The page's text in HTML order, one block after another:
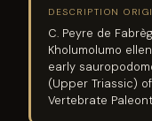
DESCRIPTION
C. Peyre de
Kholumolumo
early
(Upper Triassic)
Vertebrate